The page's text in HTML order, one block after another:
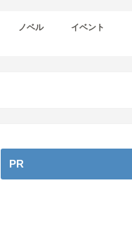
ノベル イベント
PR